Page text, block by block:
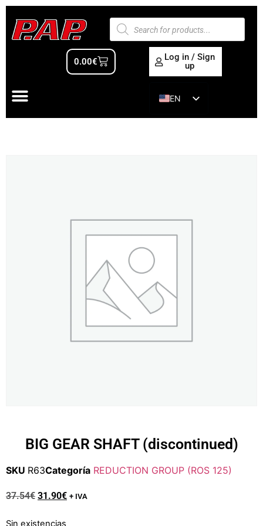
0.00€
Log in / Sign
up
EN
ES
BIG GEAR SHAFT (discontinued)
SKU R63Categoría REDUCTION GROUP (ROS 125)
37.54€ 31.90€ + IVA
Sin existencias